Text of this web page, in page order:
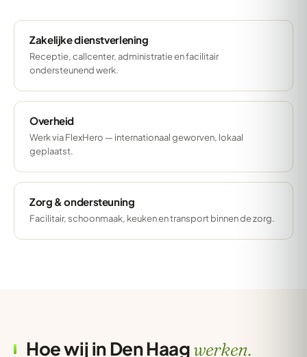
Zakelijke dienstverlening
Receptie, callcenter, administratie en facilitair
ondersteunend werk.
Overheid
Werk via FlexHero — internationaal geworven, lokaal
geplaatst.
Zorg & ondersteuning
Facilitair, schoonmaak, keuken en transport binnen de zorg.
Hoe wij in Den Haagwerken.